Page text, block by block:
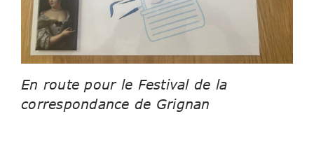
En route pour le Festival de la
correspondance de Grignan